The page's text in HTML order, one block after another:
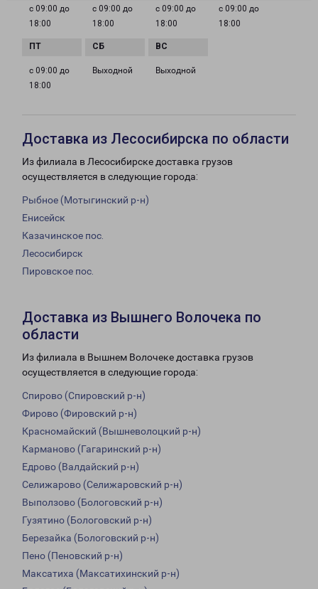
с 09:00 до
18:00
с 09:00 до
18:00
с 09:00 до
18:00
с 09:00 до
18:00
с 09:00 до
18:00
Выходной Выходной
Доставка из Лесосибирска по области
Из филиала в Лесосибирске доставка грузов
осуществляется в следующие города:
Рыбное (Мотыгинский р-н)
Енисейск
Казачинское пос.
Лесосибирск
Пировское пос.
Доставка из Вышнего Волочека по
области
Из филиала в Вышнем Волочеке доставка грузов
осуществляется в следующие города:
Спирово (Спировский р-н)
Фирово (Фировский р-н)
Красномайский (Вышневолоцкий р-н)
Карманово (Гагаринский р-н)
Едрово (Валдайский р-н)
Селижарово (Селижаровский р-н)
Выползово (Бологовский р-н)
Гузятино (Бологовский р-н)
Березайка (Бологовский р-н)
Пено (Пеновский р-н)
Максатиха (Максатихинский р-н)